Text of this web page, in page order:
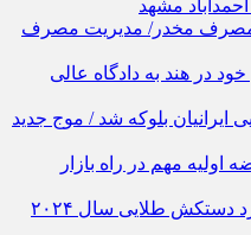
مشهد
سوءمصرف مخدر/ مدیریت مصرف
در هند به دادگاه عالی
دارایی ایرانیان بلوکه شد / موج جدید
اولیه مهم در راه بازار
دروازه بان تیم ملی ایران نامزد دستکش طلایی سال ۲۰۲۴